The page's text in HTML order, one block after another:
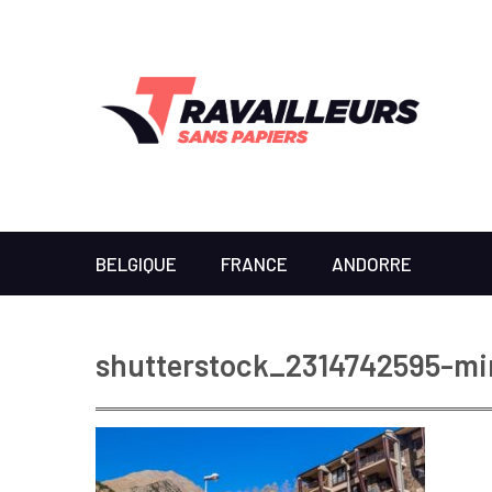
BELGIQUE FRANCE ANDORRE
shutterstock_2314742595-